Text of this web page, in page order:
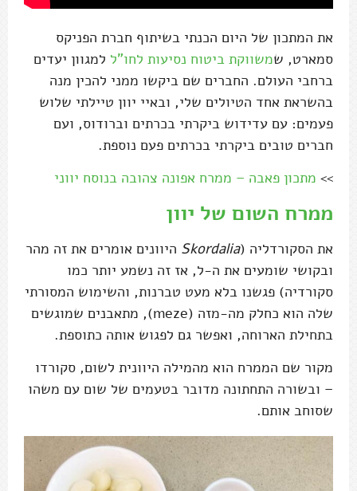
את המתכון של היום הכנתי בשיתוף חברת הפניקס
סמארט, שמשווקת ביטוח נסיעות לחו"ל למגוון יעדים
ברחבי העולם. החברים שם ביקשו ממני להכין מנה
בהשראת אחד הטיולים שלי, ובאיי יוון טיילתי שלוש
פעמים: עם עדידוש ביקרתי בכרתים וברודוס, ועם
חברים טובים ביקרתי בכרתים פעם נוספת.
>> מתכון פאבה – ממרח אפונה צהובה בנוסח יווני
ממרח השום של יוון
את הסקורדליה (Skordalia היוונים אומרים את זה מהר
ובקושי שומעים את ה-ל, אז זה נשמע יותר כמו
סקורדיה) פגשנו בלא מעט טברנות, והשימוש המסורתי
שלה הוא כחלק מה-מזה (meze), מתאבנים שמוגשים
בתחילת הארוחה, ואפשר גם לפגוש אותה כתוספת.
מקור שם הממרח הוא מהמילה היוונית לשום, סקורדו
– ובשורה התחתונה מדובר בטעמים של שום עם משהו
שסוחב אותם.